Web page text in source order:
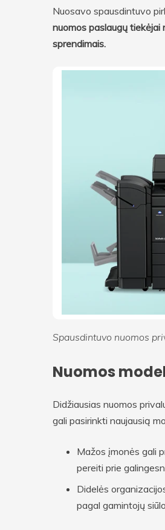
Nuosavo spausdintuvo
nuomos paslaugų tiekėjai
sprendimais.
Spausdintuvo nuomos
Nuomos
Didžiausias nuomos
gali pasirinkti naujausią
Mažos įmonės gali
pereiti prie
Didelės
pagal gamintojų